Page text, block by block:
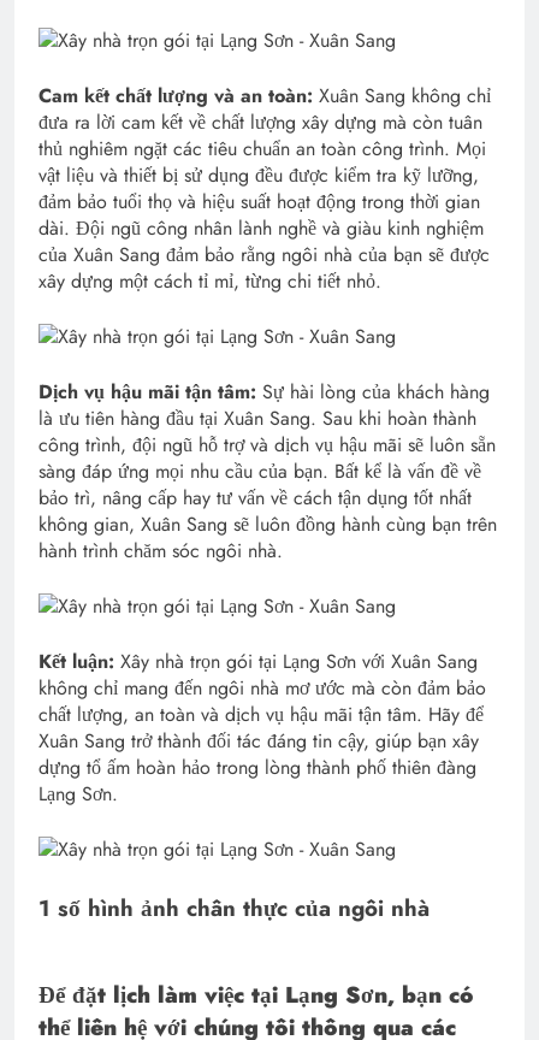
Cam kết chất lượng và an toàn: Xuân Sang không chỉ
đưa ra lời cam kết về chất lượng xây dựng mà còn tuân
thủ nghiêm ngặt các tiêu chuẩn an toàn công trình. Mọi
vật liệu và thiết bị sử dụng đều được kiểm tra kỹ lưỡng,
đảm bảo tuổi thọ và hiệu suất hoạt động trong thời gian
dài. Đội ngũ công nhân lành nghề và giàu kinh nghiệm
của Xuân Sang đảm bảo rằng ngôi nhà của bạn sẽ được
xây dựng một cách tỉ mỉ, từng chi tiết nhỏ.
Dịch vụ hậu mãi tận tâm: Sự hài lòng của khách hàng
là ưu tiên hàng đầu tại Xuân Sang. Sau khi hoàn thành
công trình, đội ngũ hỗ trợ và dịch vụ hậu mãi sẽ luôn sẵn
sàng đáp ứng mọi nhu cầu của bạn. Bất kể là vấn đề về
bảo trì, nâng cấp hay tư vấn về cách tận dụng tốt nhất
không gian, Xuân Sang sẽ luôn đồng hành cùng bạn trên
hành trình chăm sóc ngôi nhà.
Kết luận: Xây nhà trọn gói tại Lạng Sơn với Xuân Sang
không chỉ mang đến ngôi nhà mơ ước mà còn đảm bảo
chất lượng, an toàn và dịch vụ hậu mãi tận tâm. Hãy để
Xuân Sang trở thành đối tác đáng tin cậy, giúp bạn xây
dựng tổ ấm hoàn hảo trong lòng thành phố thiên đàng
Lạng Sơn.
1 số hình ảnh chân thực của ngôi nhà
Để đặt lịch làm việc tại Lạng Sơn, bạn có
thể liên hệ với chúng tôi thông qua các